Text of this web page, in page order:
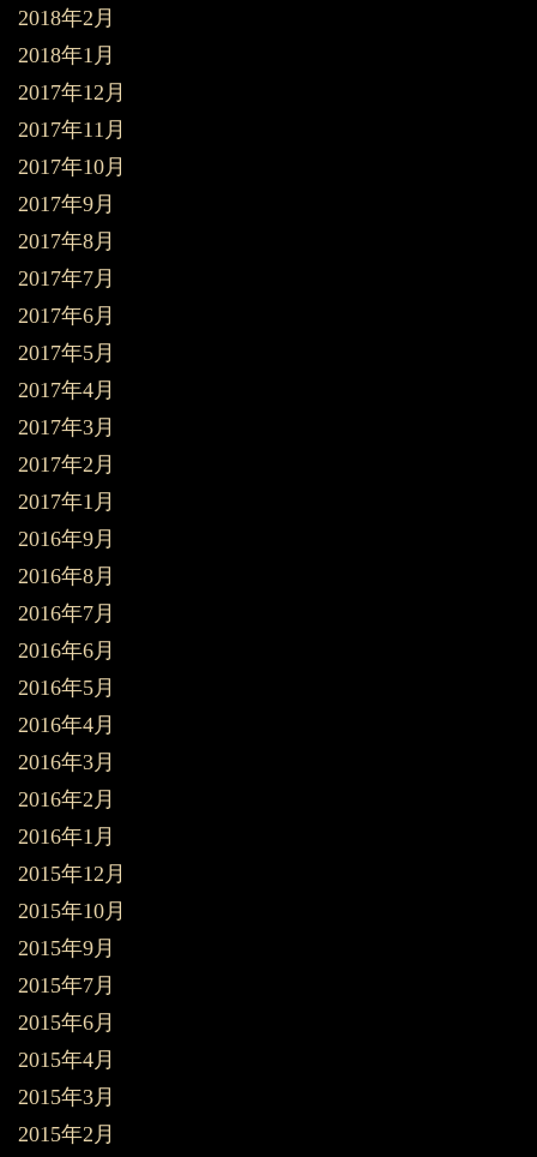
2018年2月
2018年1月
2017年12月
2017年11月
2017年10月
2017年9月
2017年8月
2017年7月
2017年6月
2017年5月
2017年4月
2017年3月
2017年2月
2017年1月
2016年9月
2016年8月
2016年7月
2016年6月
2016年5月
2016年4月
2016年3月
2016年2月
2016年1月
2015年12月
2015年10月
2015年9月
2015年7月
2015年6月
2015年4月
2015年3月
2015年2月